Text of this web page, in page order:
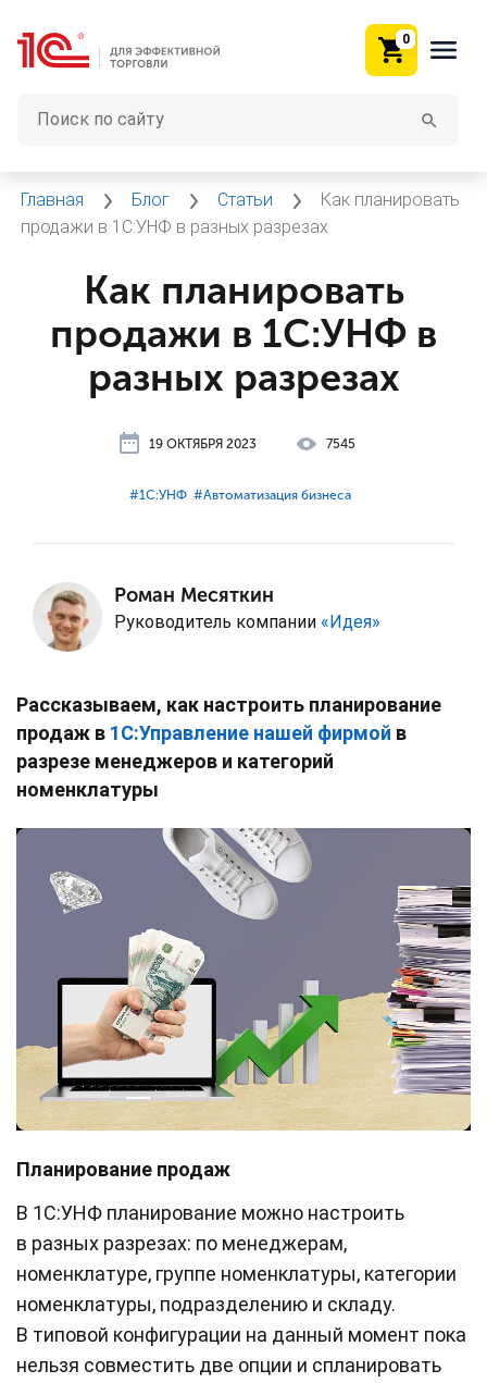
0
Главная Блог Статьи
Как планировать
продажи в 1С:УНФ в разных разрезах
Как планировать
продажи в 1С:УНФ в
разных разрезах
19 ОКТЯБРЯ 2023 7545
#⁣1С:УНФ #⁣Автоматизация бизнеса
Роман Месяткин
Руководитель компании «Идея»
Рассказываем, как настроить планирование
продаж в 1С:Управление нашей фирмой в
разрезе менеджеров и категорий
номенклатуры
Планирование продаж
В 1С:УНФ планирование можно настроить
в разных разрезах: по менеджерам,
номенклатуре, группе номенклатуры, категории
номенклатуры, подразделению и складу.
В типовой конфигурации на данный момент пока
нельзя совместить две опции и спланировать